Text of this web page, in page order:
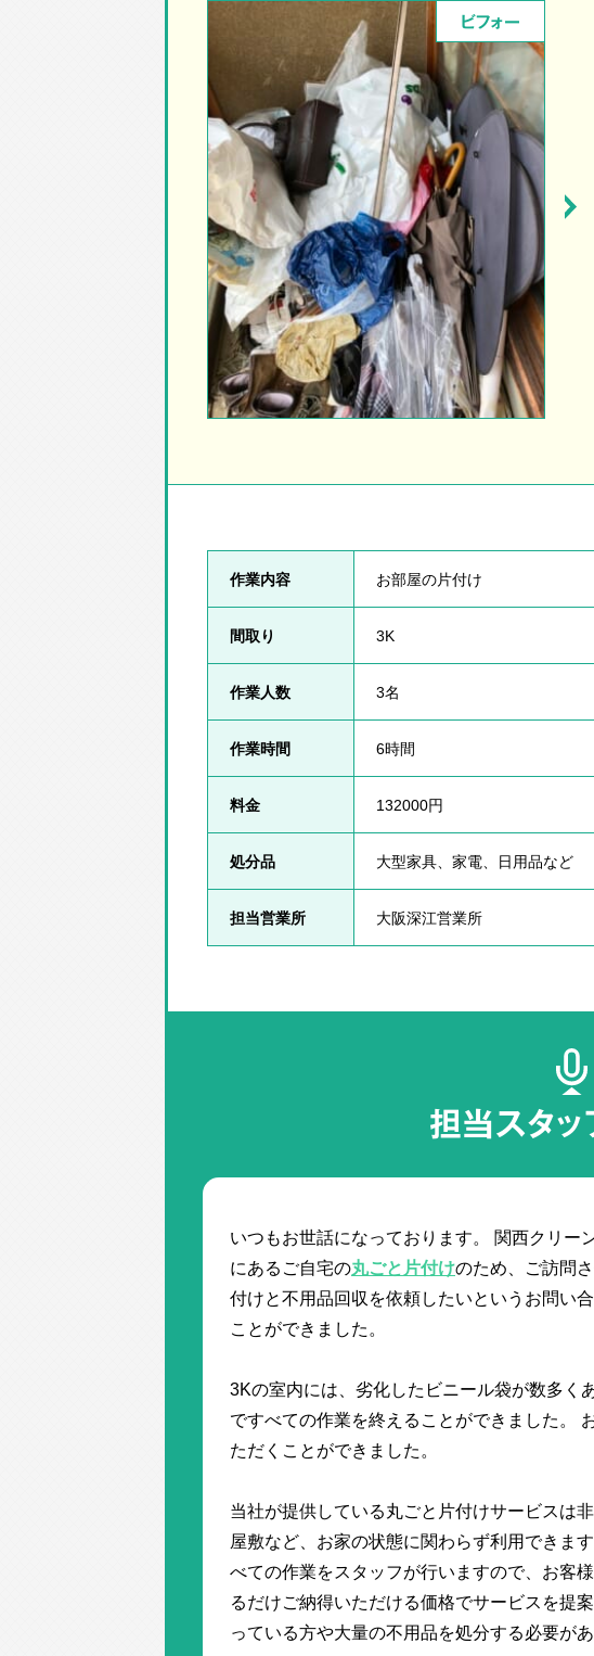
ビフォー
作業内容 お部屋の片付け
間取り 3K
作業人数 3名
作業時間 6時間
料金 132000円
処分品 大型家具、家電、日用品など
担当営業所 大阪深江営業所
担当スタッ
いつもお世話になっております。 関西クリー
にあるご自宅の丸ごと片付けのため、ご訪問
付けと不用品回収を依頼したいというお問い
ことができました。
3Kの室内には、劣化したビニール袋が数多く
ですべての作業を終えることができました。
ただくことができました。
当社が提供している丸ごと片付けサービスは
屋敷など、お家の状態に関わらず利用できま
べての作業をスタッフが行いますので、お客
るだけご納得いただける価格でサービスを提
っている方や大量の不用品を処分する必要が